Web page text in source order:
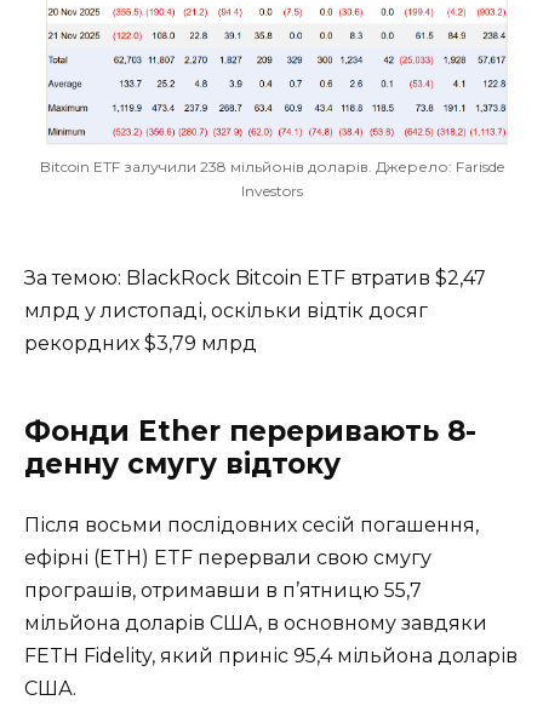
Bitcoin ETF залучили 238 мільйонів доларів. Джерело: Farisde
Investors
За темою: BlackRock Bitcoin ETF втратив $2,47
млрд у листопаді, оскільки відтік досяг
рекордних $3,79 млрд
Фонди Ether переривають 8-
денну смугу відтоку
Після восьми послідовних сесій погашення,
ефірні (ETH) ETF перервали свою смугу
програшів, отримавши в п’ятницю 55,7
мільйона доларів США, в основному завдяки
FETH Fidelity, який приніс 95,4 мільйона доларів
США.